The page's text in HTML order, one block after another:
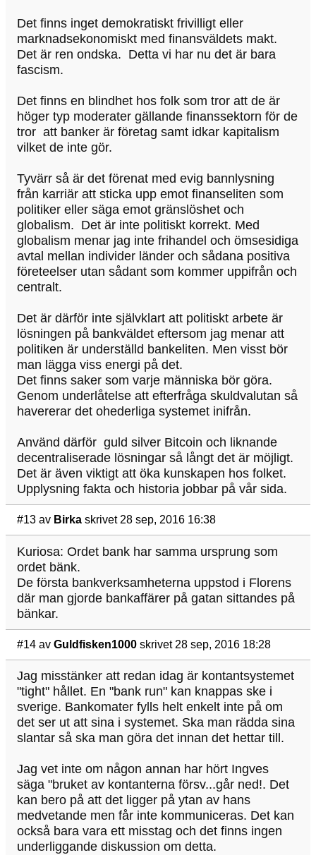
Det finns inget demokratiskt frivilligt eller
marknadsekonomiskt med finansväldets makt.
Det är ren ondska. Detta vi har nu det är bara
fascism.
Det finns en blindhet hos folk som tror att de är
höger typ moderater gällande finanssektorn för de
tror att banker är företag samt idkar kapitalism
vilket de inte gör.
Tyvärr så är det förenat med evig bannlysning
från karriär att sticka upp emot finanseliten som
politiker eller säga emot gränslöshet och
globalism. Det är inte politiskt korrekt. Med
globalism menar jag inte frihandel och ömsesidiga
avtal mellan individer länder och sådana positiva
företeelser utan sådant som kommer uppifrån och
centralt.
Det är därför inte självklart att politiskt arbete är
lösningen på bankväldet eftersom jag menar att
politiken är underställd bankeliten. Men visst bör
man lägga viss energi på det.
Det finns saker som varje människa bör göra.
Genom underlåtelse att efterfråga skuldvalutan så
havererar det ohederliga systemet inifrån.
Använd därför guld silver Bitcoin och liknande
decentraliserade lösningar så långt det är möjligt.
Det är även viktigt att öka kunskapen hos folket.
Upplysning fakta och historia jobbar på vår sida.
#13 av Birka skrivet 28 sep, 2016 16:38
Kuriosa: Ordet bank har samma ursprung som
ordet bänk.
De första bankverksamheterna uppstod i Florens
där man gjorde bankaffärer på gatan sittandes på
bänkar.
#14 av Guldfisken1000 skrivet 28 sep, 2016 18:28
Jag misstänker att redan idag är kontantsystemet
"tight" hållet. En "bank run" kan knappas ske i
sverige. Bankomater fylls helt enkelt inte på om
det ser ut att sina i systemet. Ska man rädda sina
slantar så ska man göra det innan det hettar till.
Jag vet inte om någon annan har hört Ingves
säga "bruket av kontanterna försv...går ned!. Det
kan bero på att det ligger på ytan av hans
medvetande men får inte kommuniceras. Det kan
också bara vara ett misstag och det finns ingen
underliggande diskussion om detta.